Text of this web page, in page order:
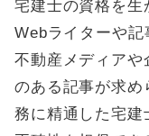
宅建士の資格を生
Webライターや記
不動産メディアや
のある記事が求め
務に精通した宅建